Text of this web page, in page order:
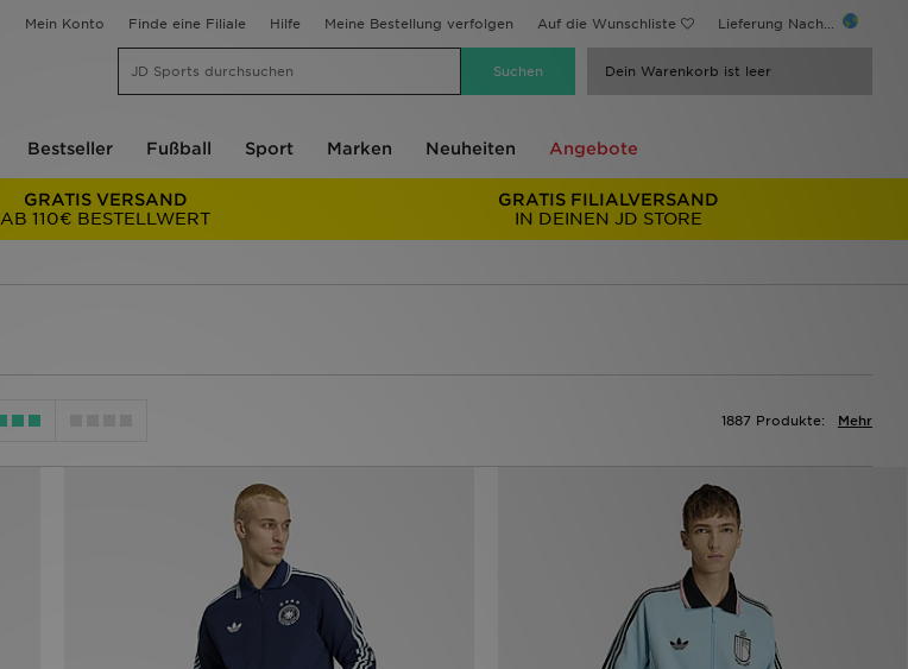
Mein Konto Finde eine Filiale Hilfe Meine Bestellung verfolgen Auf die Wunschliste Lieferung Nach...
Dein Warenkorb ist leer
Bestseller Fußball Sport Marken Neuheiten Angebote
GRATIS VERSAND
AB 110€ BESTELLWERT
GRATIS FILIALVERSAND
IN DEINEN JD STORE
Mehr
1887 Produkte: